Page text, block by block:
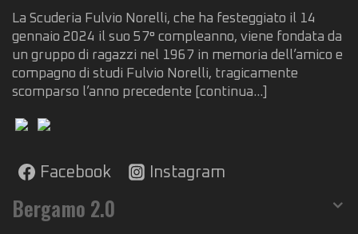
La Scuderia Fulvio Norelli, che ha festeggiato il 14
gennaio 2024 il suo 57° compleanno, viene fondata da
un gruppo di ragazzi nel 1967 in memoria dell’amico e
compagno di studi Fulvio Norelli, tragicamente
scomparso l’anno precedente
[continua...]
Facebook Instagram
Bergamo 2.0